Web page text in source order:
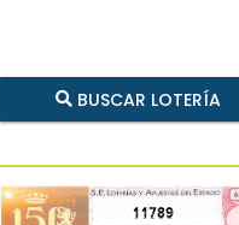
BUSCAR LOTERÍA
11789